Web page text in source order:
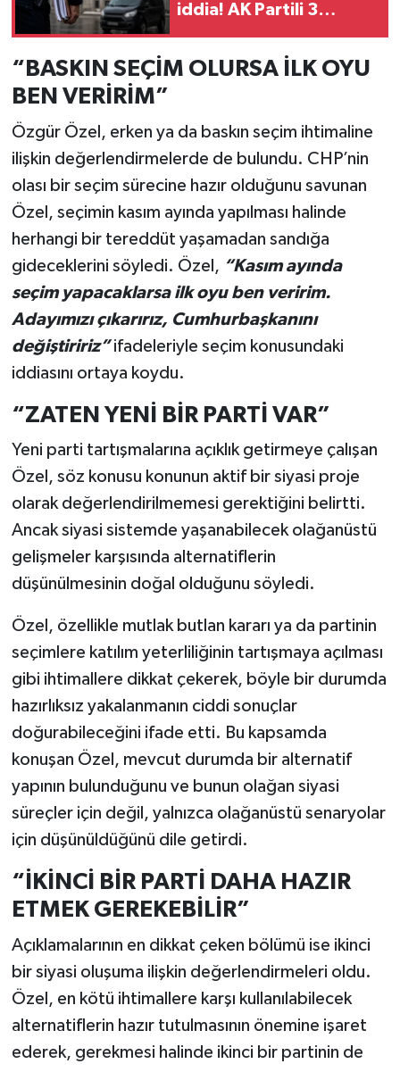
iddia! AK Partili 3
“BASKIN SEÇİM OLURSA İLK OYU
BEN VERİRİM”
Özgür Özel, erken ya da baskın seçim ihtimaline
ilişkin değerlendirmelerde de bulundu. CHP’nin
olası bir seçim sürecine hazır olduğunu savunan
Özel, seçimin kasım ayında yapılması halinde
herhangi bir tereddüt yaşamadan sandığa
gideceklerini söyledi. Özel, “Kasım ayında
seçim yapacaklarsa ilk oyu ben veririm.
Adayımızı çıkarırız, Cumhurbaşkanını
değiştiririz”ifadeleriyle seçim konusundaki
iddiasını ortaya koydu.
“ZATEN YENİ BİR PARTİ VAR”
Yeni parti tartışmalarına açıklık getirmeye çalışan
Özel, söz konusu konunun aktif bir siyasi proje
olarak değerlendirilmemesi gerektiğini belirtti.
Ancak siyasi sistemde yaşanabilecek olağanüstü
gelişmeler karşısında alternatiflerin
düşünülmesinin doğal olduğunu söyledi.
Özel, özellikle mutlak butlan kararı ya da partinin
seçimlere katılım yeterliliğinin tartışmaya açılması
gibi ihtimallere dikkat çekerek, böyle bir durumda
hazırlıksız yakalanmanın ciddi sonuçlar
doğurabileceğini ifade etti. Bu kapsamda
konuşan Özel, mevcut durumda bir alternatif
yapının bulunduğunu ve bunun olağan siyasi
süreçler için değil, yalnızca olağanüstü senaryolar
için düşünüldüğünü dile getirdi.
“İKİNCİ BİR PARTİ DAHA HAZIR
ETMEK GEREKEBİLİR”
Açıklamalarının en dikkat çeken bölümü ise ikinci
bir siyasi oluşuma ilişkin değerlendirmeleri oldu.
Özel, en kötü ihtimallere karşı kullanılabilecek
alternatiflerin hazır tutulmasının önemine işaret
ederek, gerekmesi halinde ikinci bir partinin de